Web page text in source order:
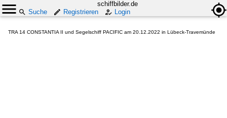
schiffbilder.de
Suche
Registrieren Login
TRA 14 CONSTANTIA II und Segelschiff PACIFIC am 20.12.2022 in Lübeck-Travemünde